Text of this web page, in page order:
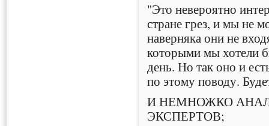
"Это невероятно
стране грез, и мы не
наверняка они не
которыми мы хотели
день. Но так оно и
по этому поводу.
И НЕМНОЖКО
ЭКСПЕРТОВ;